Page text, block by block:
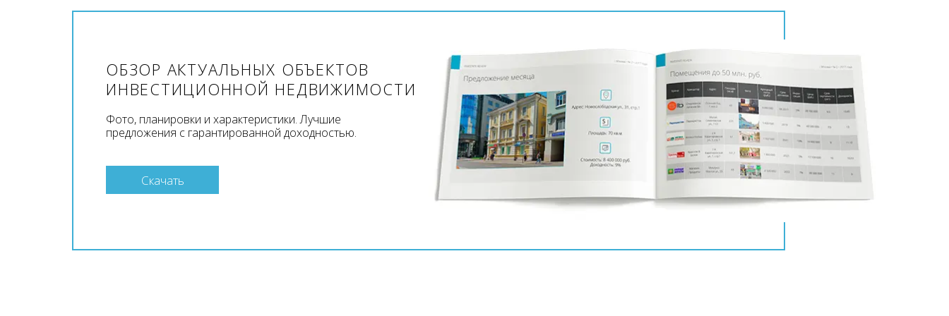
ОБЗОР АКТУАЛЬНЫХ ОБЪЕКТОВ
ИНВЕСТИЦИОННОЙ НЕДВИЖИМОСТИ
Фото, планировки и характеристики. Лучшие
предложения с гарантированной доходностью.
Скачать